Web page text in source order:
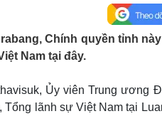
tích
Thể thao
Lịch thi
Hậu
Văn hóa
Chính quyền tỉnh
Nam tại đây.
Ủy viên Trung ương
Tổng lãnh sự Việt Nam tại